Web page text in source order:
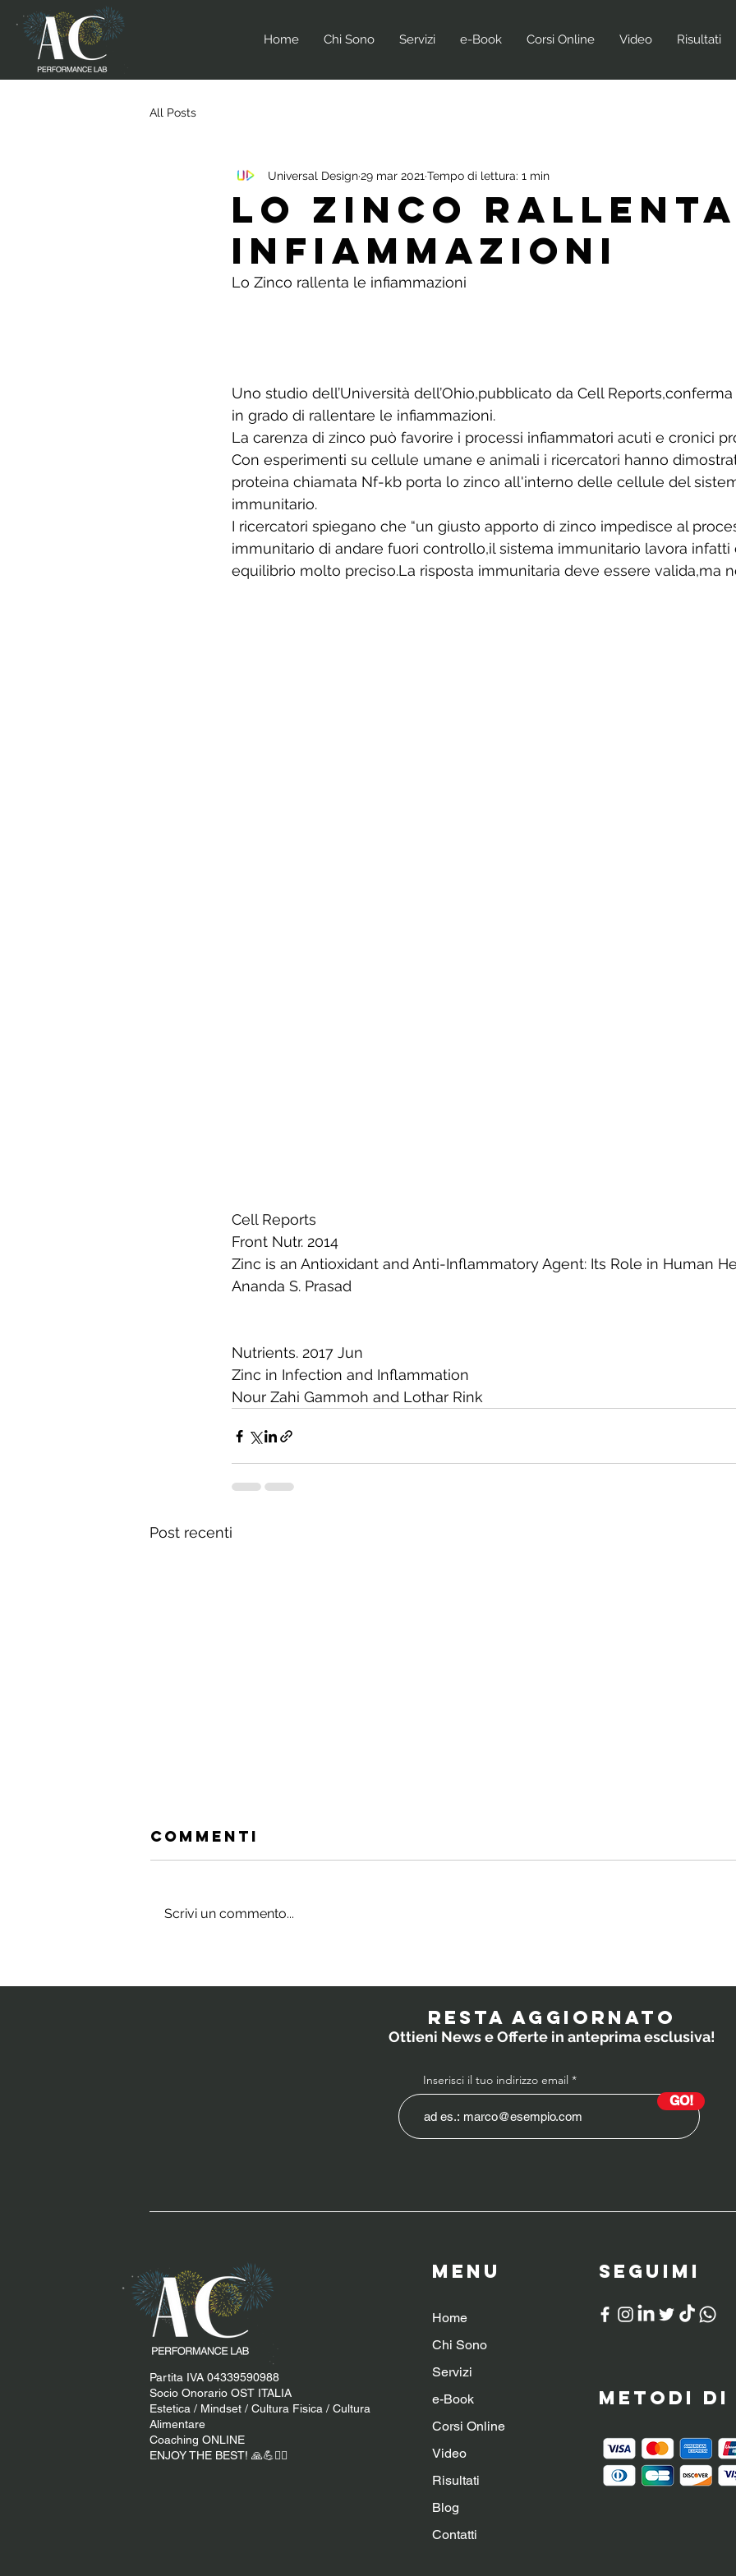
Home Chi Sono Servizi e-Book Corsi Online Video Risultati
All Posts
Lo Zinco
infiammazioni
Universal Design29 mar 2021 Tempo di lettura: 1 min
Lo Zinco rallenta le infiammazioni
Uno studio dell’Università dell’Ohio,pubblicato da Cell
in grado di rallentare le infiammazioni.
La carenza di zinco può favorire i processi infiammatori acuti e cronici
Con esperimenti su cellule umane e animali i ricercatori hanno
proteina chiamata Nf-kb porta lo zinco all'interno delle cellule del
immunitario.
I ricercatori spiegano che “un giusto apporto di zinco impedisce al
immunitario di andare fuori controllo,il sistema immunitario lavora
equilibrio molto preciso.La risposta immunitaria deve essere valida,ma
Cell Reports
Front Nutr. 2014
Zinc is an Antioxidant and Anti-Inflammatory Agent: Its Role in Human
Ananda S. Prasad
Nutrients. 2017 Jun
Zinc in Infection and Inflammation
Nour Zahi Gammoh and Lothar Rink
Post recenti
che stimolano
probiotici
medici ai
bambini?
Commenti
Scrivi un commento...
RESTA AGGIORNATO
Ottieni News e Offerte in anteprima esclusiva!
Inserisci il tuo indirizzo email
GO!
Partita IVA 04339590988
Socio Onorario OST ITALIA
Estetica / Mindset / Cultura Fisica / Cultura
Alimentare
Coaching ONLINE
ENJOY THE BEST! 🙏​💪​​❤️‍🔥​
Menu
Home
Chi Sono
Servizi
e-Book
Corsi Online
Video
Risultati
Blog
Contatti
SeguiMI
Metodi di